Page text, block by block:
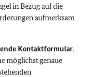
in Bezug auf die
aufmerksam
Kontaktformular.
möglichst genaue